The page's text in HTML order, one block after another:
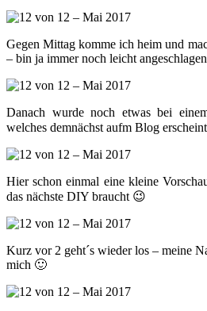
Gegen Mittag komme ich heim und
– bin ja immer noch leicht
Danach wurde noch etwas bei
welches demnächst aufm Blog
Hier schon einmal eine kleine
das nächste DIY braucht 😉
Kurz vor 2 geht´s wieder los – meine
mich 🙂